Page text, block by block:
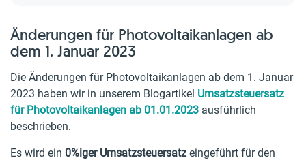
Änderungen für Photovoltaikanlagen ab
dem 1. Januar 2023
Die Änderungen für Photovoltaikanlagen ab dem 1. Januar
2023 haben wir in unserem Blogartikel Umsatzsteuersatz
für Photovoltaikanlagen ab 01.01.2023 ausführlich
beschrieben.
Es wird ein 0%iger Umsatzsteuersatz eingeführt für den